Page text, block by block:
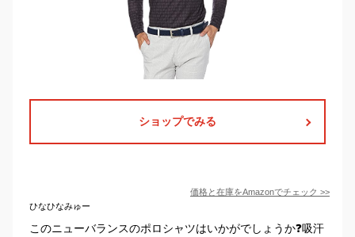
ショップでみる
価格と在庫をAmazonでチェック >>
ひなひなみゅー
このニューバランスのポロシャツはいかがでしょうか❓吸汗